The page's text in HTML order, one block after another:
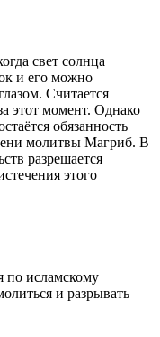
свет солнца
и его можно
Считается
этот момент. Однако
обязанность
молитвы Магриб. В
разрешается
этого
по исламскому
и разрывать